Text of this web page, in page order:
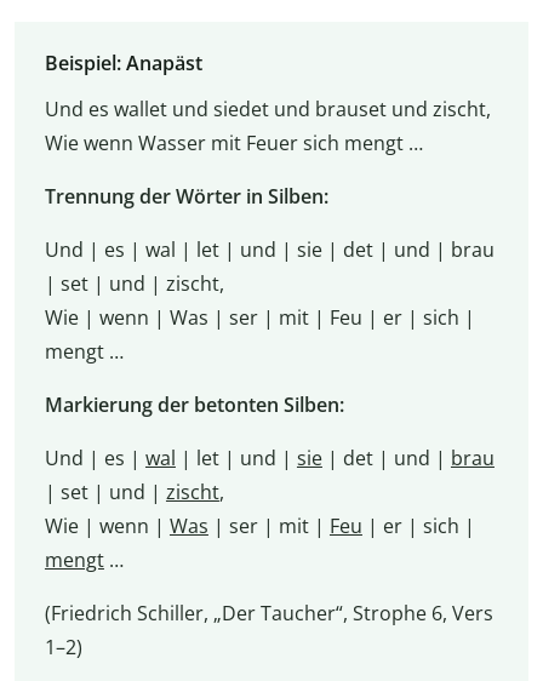
Beispiel: Anapäst
Und es wallet und siedet und brauset und zischt,
Wie wenn Wasser mit Feuer sich mengt …
Trennung der Wörter in Silben:
Und | es | wal | let | und | sie | det | und | brau
| set | und | zischt,
Wie | wenn | Was | ser | mit | Feu | er | sich |
mengt …
Markierung der betonten Silben:
Und | es | wal | let | und | sie| det | und | brau
| set | und | zischt,
Wie | wenn | Was | ser | mit | Feu | er | sich |
mengt…
(Friedrich Schiller, „Der Taucher“, Strophe 6, Vers
1–2)